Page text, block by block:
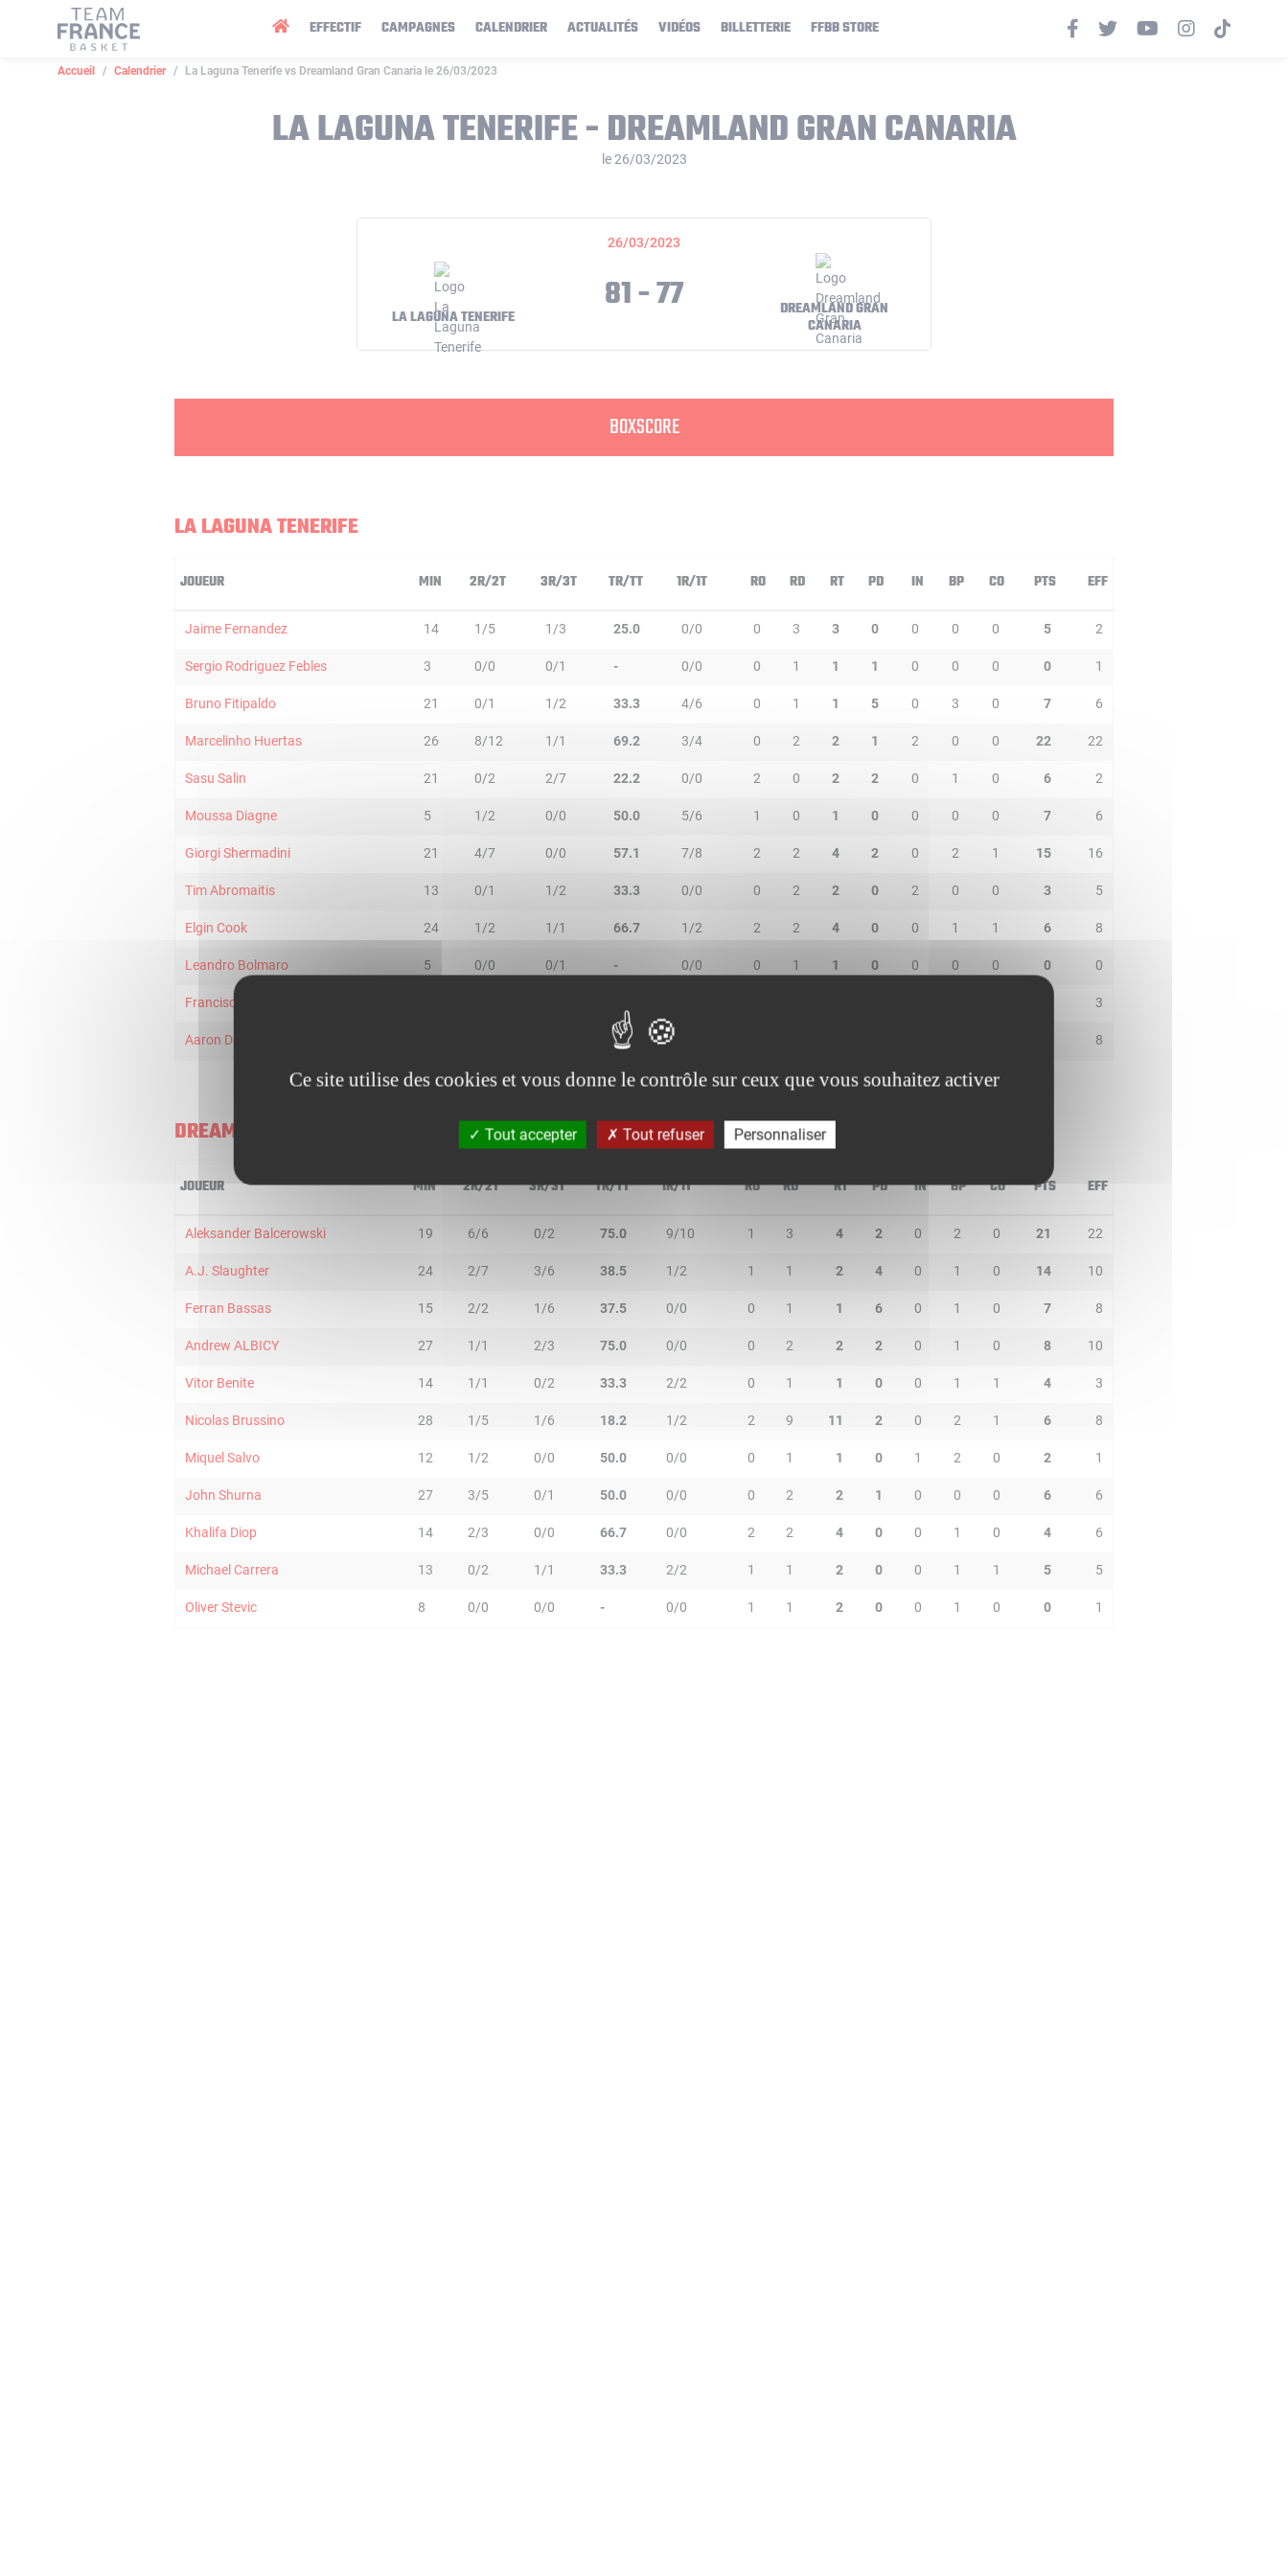
EFFECTIF CAMPAGNES CALENDRIER ACTUALITÉS VIDÉOS BILLETTERIE FFBB STORE
Accueil Calendrier La Laguna Tenerife vs Dreamland Gran Canaria le 26/03/2023
LA LAGUNA TENERIFE - DREAMLAND GRAN CANARIA
le 26/03/2023
26/03/2023
LA LAGUNA TENERIFE 81 - 77 DREAMLAND GRAN
CANARIA
BOXSCORE
LA LAGUNA TENERIFE
JOUEUR MIN 2R/2T 3R/3T TR/TT 1R/1T RO RD RT PD IN BP CO PTS EFF
Jaime Fernandez 14 1/5 1/3 25.0 0/0 0 3 3 0 0 0 0 5 2
Sergio Rodriguez Febles 3 0/0 0/1 - 0/0 0 1 1 1 0 0 0 0 1
Bruno Fitipaldo 21 0/1 1/2 33.3 4/6 0 1 1 5 0 3 0 7 6
Marcelinho Huertas 26 8/12 1/1 69.2 3/4 0 2 2 1 2 0 0 22 22
Sasu Salin 21 0/2 2/7 22.2 0/0 2 0 2 2 0 1 0 6 2
Moussa Diagne 5 1/2 0/0 50.0 5/6 1 0 1 0 0 0 0 7 6
Giorgi Shermadini 21 4/7 0/0 57.1 7/8 2 2 4 2 0 2 1 15 16
Tim Abromaitis 13 0/1 1/2 33.3 0/0 0 2 2 0 2 0 0 3 5
Elgin Cook 24 1/2 1/1 66.7 1/2 2 2 4 0 0 1 1 6 8
Leandro Bolmaro 5 0/0 0/1 - 0/0 0 1 1 0 0 0 0 0 0
Francisco Guerra 3
Aaron Doornekamp 40.0 8
DREAMLAND GRAN CANARIA
JOUEUR MIN 2R/2T 3R/3T TR/TT 1R/1T RO RD RT PD IN BP CO PTS EFF
Aleksander Balcerowski 19 6/6 0/2 75.0 9/10 1 3 4 2 0 2 0 21 22
A.J. Slaughter 24 2/7 3/6 38.5 1/2 1 1 2 4 0 1 0 14 10
Ferran Bassas 15 2/2 1/6 37.5 0/0 0 1 1 6 0 1 0 7 8
Andrew ALBICY 27 1/1 2/3 75.0 0/0 0 2 2 2 0 1 0 8 10
Vitor Benite 14 1/1 0/2 33.3 2/2 0 1 1 0 0 1 1 4 3
Nicolas Brussino 28 1/5 1/6 18.2 1/2 2 9 11 2 0 2 1 6 8
Miquel Salvo 12 1/2 0/0 50.0 0/0 0 1 1 0 1 2 0 2 1
John Shurna 27 3/5 0/1 50.0 0/0 0 2 2 1 0 0 0 6 6
Khalifa Diop 14 2/3 0/0 66.7 0/0 2 2 4 0 0 1 0 4 6
Michael Carrera 13 0/2 1/1 33.3 2/2 1 1 2 0 0 1 1 5 5
Oliver Stevic 8 0/0 0/0 - 0/0 1 1 2 0 0 1 0 0 1
Panneau de gestion des cookies
Ce site utilise des cookies et vous donne le contrôle sur ceux que vous souhaitez activer
Tout accepter Tout refuser Personnaliser